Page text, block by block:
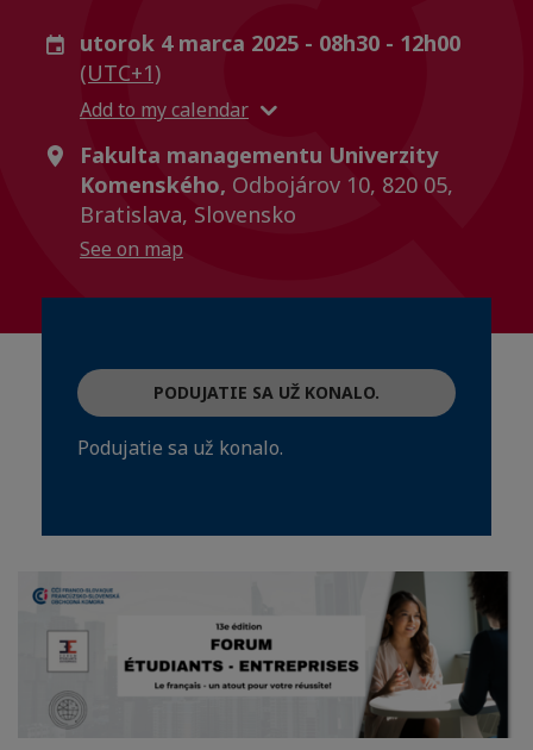
utorok 4 marca 2025 - 08h30 - 12h00
(UTC+1)
Add to my calendar
Fakulta managementu Univerzity
Komenského, Odbojárov 10, 820 05,
Bratislava, Slovensko
See on map
PODUJATIE SA UŽ KONALO.
Podujatie sa už konalo.